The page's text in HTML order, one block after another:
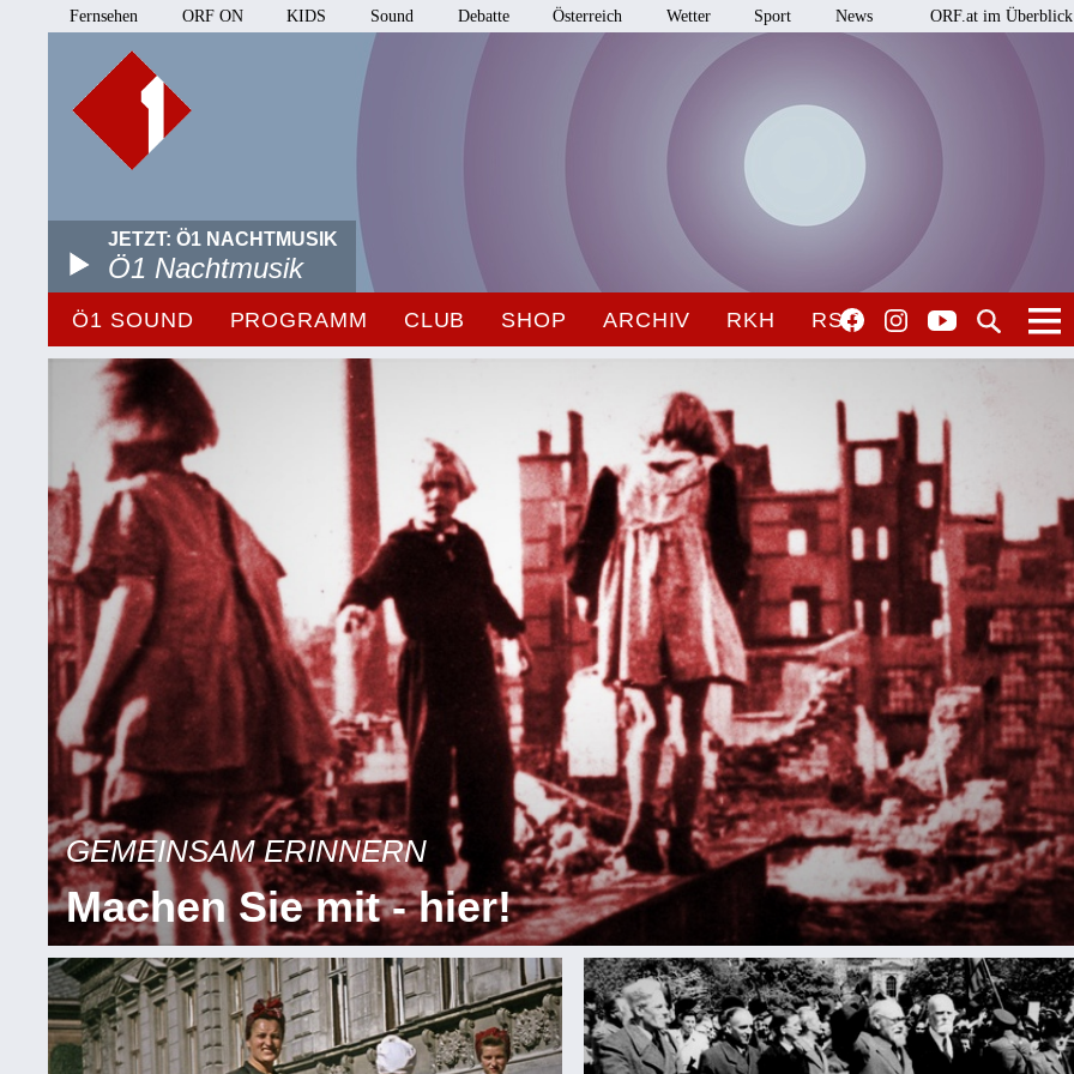
Fernsehen ORF ON KIDS Sound Debatte Österreich Wetter Sport News ORF.at im Überblick
JETZT: Ö1 NACHTMUSIK
Ö1 Nachtmusik
Ö1 SOUND PROGRAMM CLUB SHOP ARCHIV RKH RSO
GEMEINSAM ERINNERN
Machen Sie mit - hier!